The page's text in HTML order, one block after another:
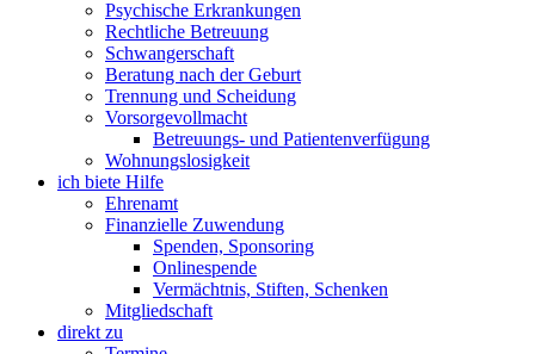
Psychische Erkrankungen
Rechtliche Betreuung
Schwangerschaft
Beratung nach der Geburt
Trennung und Scheidung
Vorsorgevollmacht
Betreuungs- und Patientenverfügung
Wohnungslosigkeit
ich biete Hilfe
Ehrenamt
Finanzielle Zuwendung
Spenden, Sponsoring
Onlinespende
Vermächtnis, Stiften, Schenken
Mitgliedschaft
direkt zu